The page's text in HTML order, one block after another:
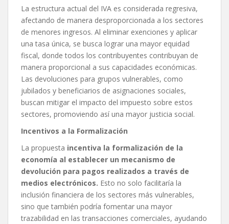
La estructura actual del IVA es considerada regresiva,
afectando de manera desproporcionada a los sectores
de menores ingresos. Al eliminar exenciones y aplicar
una tasa única, se busca lograr una mayor equidad
fiscal, donde todos los contribuyentes contribuyan de
manera proporcional a sus capacidades económicas.
Las devoluciones para grupos vulnerables, como
jubilados y beneficiarios de asignaciones sociales,
buscan mitigar el impacto del impuesto sobre estos
sectores, promoviendo así una mayor justicia social.
Incentivos a la Formalización
La propuesta incentiva la formalización de la
economía al establecer un mecanismo de
devolución para pagos realizados a través de
medios electrónicos. Esto no solo facilitaría la
inclusión financiera de los sectores más vulnerables,
sino que también podría fomentar una mayor
trazabilidad en las transacciones comerciales, ayudando